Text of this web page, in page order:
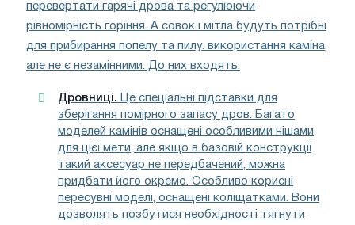
перевертати гарячі дрова та регулюючи
рівномірність горіння. А совок і мітла будуть потрібні
для прибирання попелу та пилу. використання каміна,
але не є незамінними. До них входять:
Дровниці. Це спеціальні підставки для
зберігання помірного запасу дров. Багато
моделей камінів оснащені особливими нішами
для цієї мети, але якщо в базовій конструкції
такий аксесуар не передбачений, можна
придбати його окремо. Особливо корисні
пересувні моделі, оснащені коліщатками. Вони
дозволять позбутися необхідності тягнути